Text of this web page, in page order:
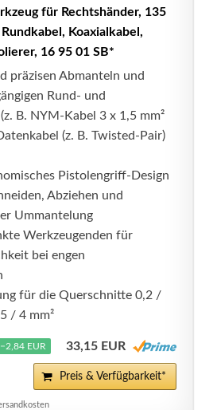
für Rechtshänder, 135
Koaxialkabel,
16 95 01 SB*
präzisen Abmanteln und
Rund- und
B. NYM-Kabel 3 x 1,5 mm²
(z. B. Twisted-Pair)
Pistolengriff-Design
Abziehen und
Ummantelung
Werkzeugenden für
bei engen
für die Querschnitte 0,2 /
/ 4 mm²
−2,84 EUR 33,15 EUR
Preis & Verfügbarkeit*